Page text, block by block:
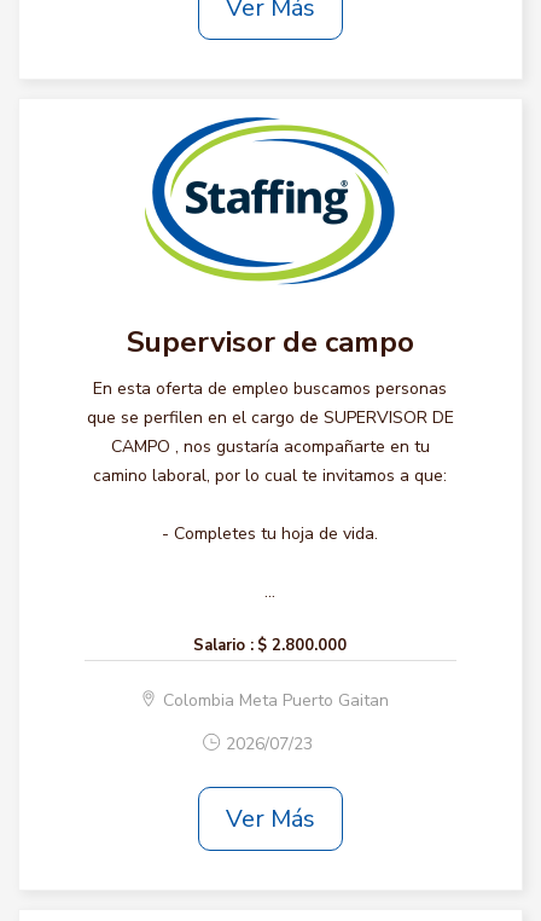
Ver Más
Supervisor de campo
En esta oferta de empleo buscamos personas
que se perfilen en el cargo de SUPERVISOR DE
CAMPO , nos gustaría acompañarte en tu
camino laboral, por lo cual te invitamos a que:
- Completes tu hoja de vida.
...
Salario : $ 2.800.000
Colombia Meta Puerto Gaitan
2026/07/23
Ver Más